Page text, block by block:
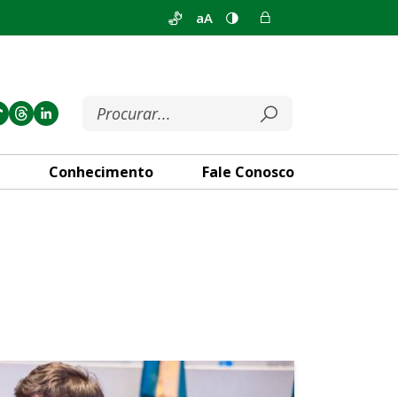
aA
Conhecimento Fale Conosco